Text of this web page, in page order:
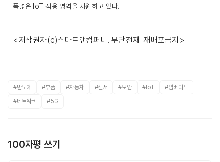
폭넓은 IoT 적용 영역을 지원하고 있다.
<저작권자(c)스마트앤컴퍼니. 무단전재-재배포금지>
#반도체 #부품 #자동차 #센서 #보안 #IoT #임베디드
#네트워크 #5G
100자평 쓰기